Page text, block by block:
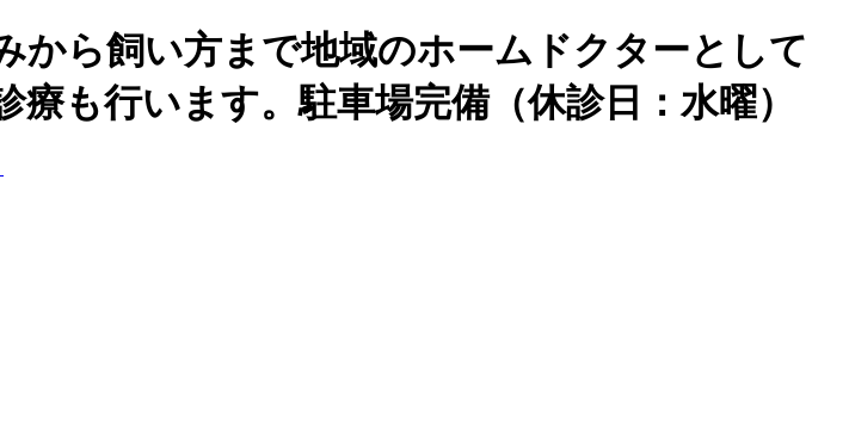
から飼い方まで地域のホームドクターとして
も行います。駐車場完備（休診日：水曜）